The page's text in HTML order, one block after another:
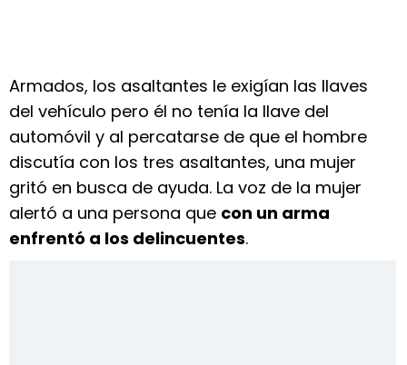
Armados, los asaltantes le exigían las llaves
del vehículo pero él no tenía la llave del
automóvil y al percatarse de que el hombre
discutía con los tres asaltantes, una mujer
gritó en busca de ayuda. La voz de la mujer
alertó a una persona que con un arma
enfrentó a los delincuentes.